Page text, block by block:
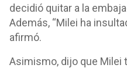
decidió quitar a la
Además, “Milei ha
afirmó.
Asimismo, dijo que Milei